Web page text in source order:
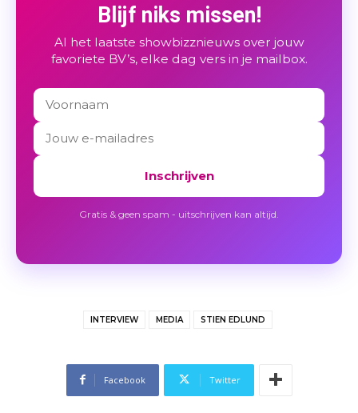
Blijf niks missen!
Al het laatste showbizznieuws over jouw
favoriete BV’s, elke dag vers in je mailbox.
Inschrijven
Gratis & geen spam - uitschrijven kan altijd.
INTERVIEW MEDIA STIEN EDLUND
Facebook Twitter